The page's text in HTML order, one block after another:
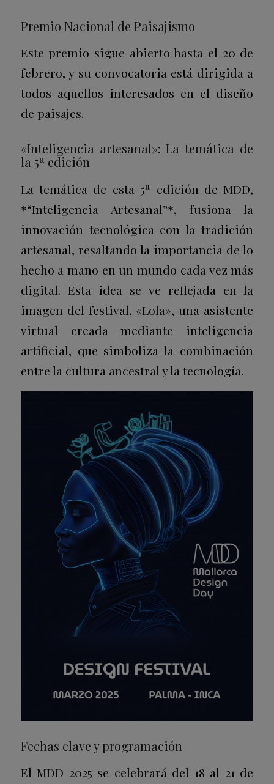
Premio Nacional de Paisajismo
Este premio sigue abierto hasta el 20 de
febrero, y su convocatoria está dirigida a
todos aquellos interesados en el diseño
de paisajes.
«Inteligencia artesanal»: La temática de
la 5ª edición
La temática de esta 5ª edición de MDD,
*“Inteligencia Artesanal”*, fusiona la
innovación tecnológica con la tradición
artesanal, resaltando la importancia de lo
hecho a mano en un mundo cada vez más
digital. Esta idea se ve reflejada en la
imagen del festival, «Lola», una asistente
virtual creada mediante inteligencia
artificial, que simboliza la combinación
entre la cultura ancestral y la tecnología.
Fechas clave y programación
El MDD 2025 se celebrará del 18 al 21 de